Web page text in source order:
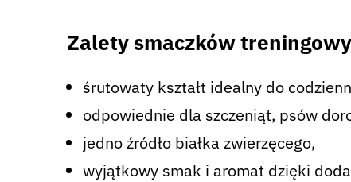
Zalety smaczków
śrutowaty kształt idealny do
odpowiednie dla szczeniąt, psów
jedno źródło białka zwierzęcego,
wyjątkowy smak i aromat dzięki